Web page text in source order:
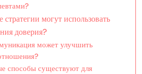
могут использовать
доверия?
может улучшить
способы существуют для